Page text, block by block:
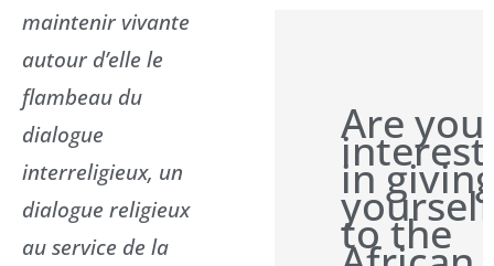
maintenir vivante
autour d’elle le
flambeau du
dialogue
interreligieux, un
dialogue religieux
au service de la
Are you
in
yourself
to the